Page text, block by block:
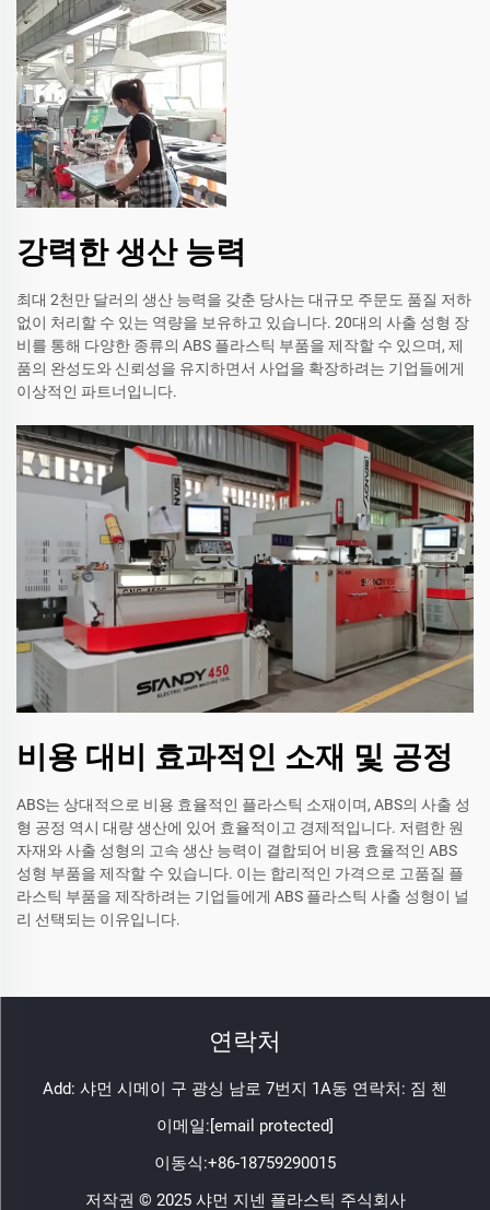
강력한 생산 능력
최대 2천만 달러의 생산 능력을 갖춘 당사는 대규모 주문도 품질 저하
없이 처리할 수 있는 역량을 보유하고 있습니다. 20대의 사출 성형 장
비를 통해 다양한 종류의 ABS 플라스틱 부품을 제작할 수 있으며, 제
품의 완성도와 신뢰성을 유지하면서 사업을 확장하려는 기업들에게
이상적인 파트너입니다.
비용 대비 효과적인 소재 및 공정
ABS는 상대적으로 비용 효율적인 플라스틱 소재이며, ABS의 사출 성
형 공정 역시 대량 생산에 있어 효율적이고 경제적입니다. 저렴한 원
자재와 사출 성형의 고속 생산 능력이 결합되어 비용 효율적인 ABS
성형 부품을 제작할 수 있습니다. 이는 합리적인 가격으로 고품질 플
라스틱 부품을 제작하려는 기업들에게 ABS 플라스틱 사출 성형이 널
리 선택되는 이유입니다.
연락처
Add: 샤먼 시메이 구 광싱 남로 7번지 1A동 연락처: 짐 첸
이메일:[email protected]
이동식:+86-18759290015
저작권 © 2025 샤먼 지넨 플라스틱 주식회사